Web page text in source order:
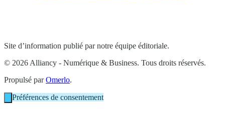
Site d’information publié par notre équipe éditoriale.
© 2026 Alliancy - Numérique & Business. Tous droits réservés.
Propulsé parOmerlo.
Préférences de consentement